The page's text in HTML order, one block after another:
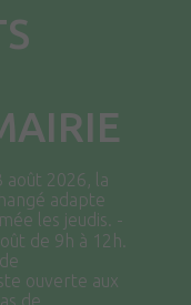
août 2026, la
adapte
les jeudis. -
de 9h à 12h.
ouverte aux
de